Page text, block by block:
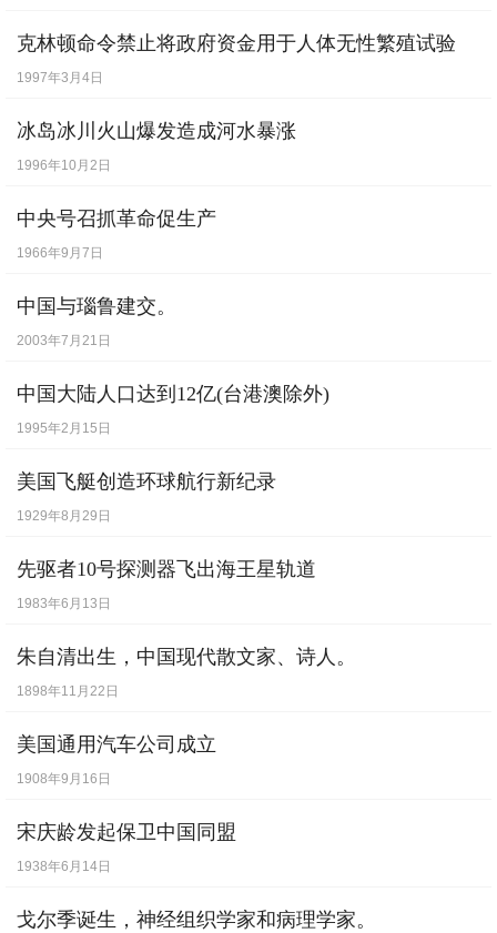
克林顿命令禁止将政府资金用于人体无性繁殖试验
1997年3月4日
冰岛冰川火山爆发造成河水暴涨
1996年10月2日
中央号召抓革命促生产
1966年9月7日
中国与瑙鲁建交。
2003年7月21日
中国大陆人口达到12亿(台港澳除外)
1995年2月15日
美国飞艇创造环球航行新纪录
1929年8月29日
先驱者10号探测器飞出海王星轨道
1983年6月13日
朱自清出生，中国现代散文家、诗人。
1898年11月22日
美国通用汽车公司成立
1908年9月16日
宋庆龄发起保卫中国同盟
1938年6月14日
戈尔季诞生，神经组织学家和病理学家。